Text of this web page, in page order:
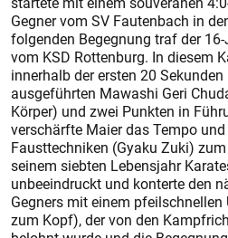
Gegner vom SV Fautenbach in
folgenden Begegnung traf der
vom KSD Rottenburg. In diesem
innerhalb der ersten 20
ausgeführten Mawashi Geri
Körper) und zwei Punkten in
verschärfte Maier das Tempo
Fausttechniken (Gyaku Zuki)
seinem siebten Lebensjahr
unbeeindruckt und konterte den
Gegners mit einem
zum Kopf), der von den